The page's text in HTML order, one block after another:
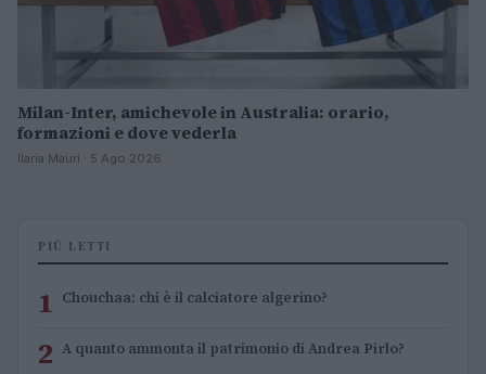
Milan-Inter, amichevole in Australia: orario,
formazioni e dove vederla
Ilaria Mauri · 5 Ago 2026
PIÙ LETTI
1 Chouchaa: chi è il calciatore algerino?
2 A quanto ammonta il patrimonio di Andrea Pirlo?